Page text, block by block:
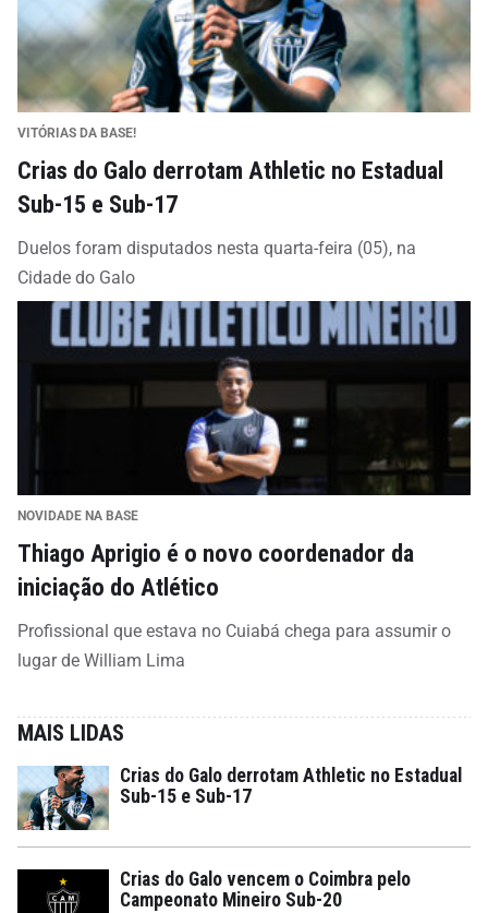
VITÓRIAS DA BASE!
Crias do Galo derrotam Athletic no Estadual
Sub-15 e Sub-17
Duelos foram disputados nesta quarta-feira (05), na
Cidade do Galo
NOVIDADE NA BASE
Thiago Aprigio é o novo coordenador da
iniciação do Atlético
Profissional que estava no Cuiabá chega para assumir o
lugar de William Lima
MAIS LIDAS
Crias do Galo derrotam Athletic no Estadual
Sub-15 e Sub-17
Crias do Galo vencem o Coimbra pelo
Campeonato Mineiro Sub-20